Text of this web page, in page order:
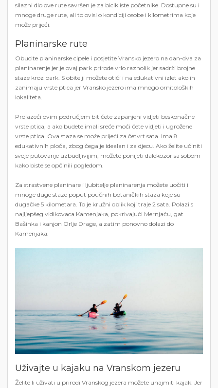
silazni dio ove rute savršen je za bicikliste početnike. Dostupne su i
mnoge druge rute, ali to ovisi o kondiciji osobe i kilometrima koje
može prijeći.
Planinarske rute
Obucite planinarske cipele i posjetite Vransko jezero na dan-dva za
planinarenje jer je ovaj park prirode vrlo raznolik jer sadrži brojne
staze kroz park. S obitelji možete otići i na edukativni izlet ako ih
zanimaju vrste ptica jer Vransko jezero ima mnogo ornitoloških
lokaliteta.
Prolazeći ovim područjem bit ćete zapanjeni vidjeti beskonačne
vrste ptica, a ako budete imali sreće moći ćete vidjeti i ugrožene
vrste ptica. Ova staza se može prijeći za četvrt sata. Ima 8
edukativnih ploča, zbog čega je idealan i za djecu. Ako želite učiniti
svoje putovanje uzbudljivijim, možete ponijeti dalekozor sa sobom
kako biste se opčinili pogledom.
Za strastvene planinare i ljubitelje planinarenja možete uočiti i
mnoge duge staze poput poučnih botaničkih staza koje su
dugačke 5 kilometara. To je kružni oblik koji traje 2 sata. Polazi s
najljepšeg vidikovaca Kamenjaka, pokrivajući Mernjaču, gat
Bašinka i kanjon Orlje Drage, a zatim ponovno dolazi do
Kamenjaka.
Uživajte u kajaku na Vranskom jezeru
Želite li uživati ​​u prirodi Vranskog jezera možete unajmiti kajak. Jer